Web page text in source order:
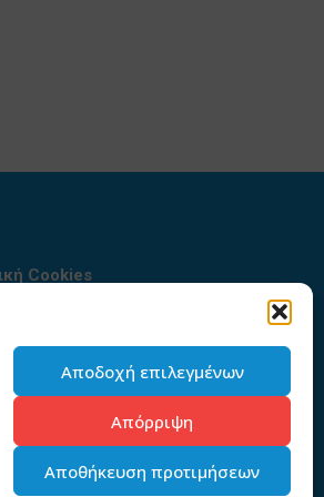
Αποδοχή επιλεγμένων
Απόρριψη
Αποθήκευση προτιμήσεων
Cookies
προστασίας
δεδομένων του
ιστότοπου
συγκατάθεσης